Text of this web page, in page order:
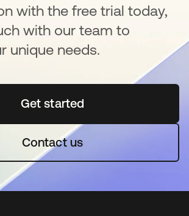
with the free trial today,
with our team to
unique needs.
Get started新しいタブで開く
Contact us